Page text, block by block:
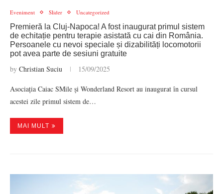
Eveniment Slider Uncategorized
Premieră la Cluj-Napoca! A fost inaugurat primul sistem
de echitație pentru terapie asistată cu cai din România.
Persoanele cu nevoi speciale și dizabilități locomotorii
pot avea parte de sesiuni gratuite
by Christian Suciu 15/09/2025
Asociația Caiac SMile și Wonderland Resort au inaugurat în cursul
acestei zile primul sistem de…
MAI MULT